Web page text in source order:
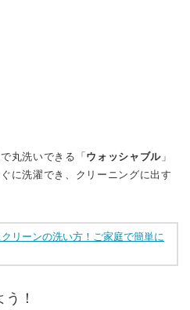
う！
体の雰囲気をぎゅっと引き締めて
理的・風水的に引き立ててくれま
も魅力の1つ！光・紫外線・熱を